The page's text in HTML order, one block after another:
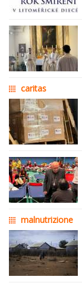
caritas
malnutrizione